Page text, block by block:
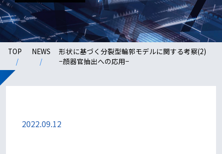
TOP NEWS
形状に基づく分裂型輪郭モデルに関する考察(2)
−顔器官抽出への応用−
2022.09.12